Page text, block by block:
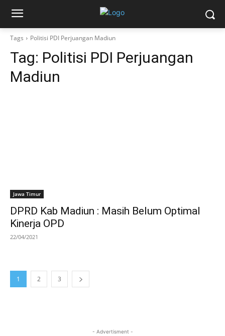
Tags Politisi PDI Perjuangan Madiun
Tag: Politisi PDI Perjuangan
Madiun
Jawa Timur
DPRD Kab Madiun : Masih Belum Optimal
Kinerja OPD
22/04/2021
1 2 3
- Advertisment -